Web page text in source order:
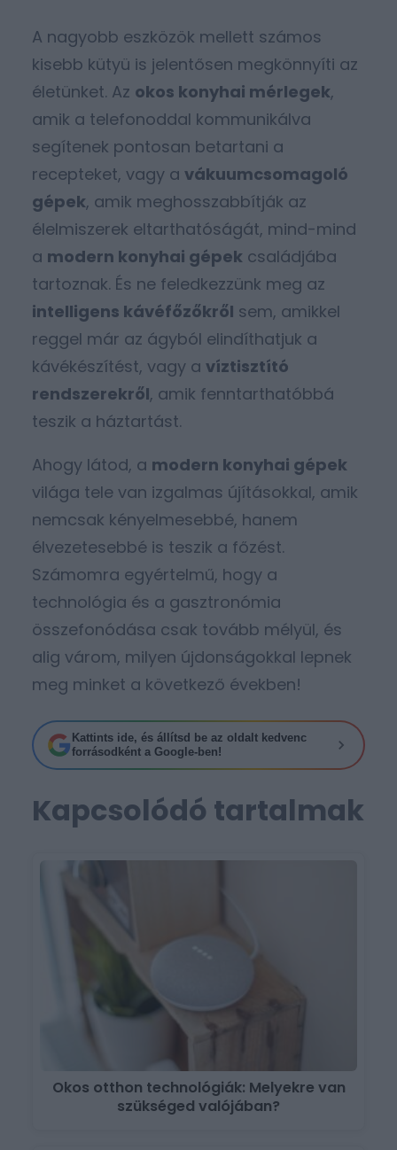
A nagyobb eszközök mellett számos
kisebb kütyü is jelentősen megkönnyíti az
életünket. Az okos konyhai mérlegek,
amik a telefonoddal kommunikálva
segítenek pontosan betartani a
recepteket, vagy a vákuumcsomagoló
gépek, amik meghosszabbítják az
élelmiszerek eltarthatóságát, mind-mind
a modern konyhai gépek családjába
tartoznak. És ne feledkezzünk meg az
intelligens kávéfőzőkről sem, amikkel
reggel már az ágyból elindíthatjuk a
kávékészítést, vagy a víztisztító
rendszerekről, amik fenntarthatóbbá
teszik a háztartást.
Ahogy látod, a modern konyhai gépek
világa tele van izgalmas újításokkal, amik
nemcsak kényelmesebbé, hanem
élvezetesebbé is teszik a főzést.
Számomra egyértelmű, hogy a
technológia és a gasztronómia
összefonódása csak tovább mélyül, és
alig várom, milyen újdonságokkal lepnek
meg minket a következő években!
Kattints ide, és állítsd be az oldalt kedvenc
forrásodként a Google-ben!
Kapcsolódó tartalmak
Okos otthon technológiák: Melyekre van
szükséged valójában?